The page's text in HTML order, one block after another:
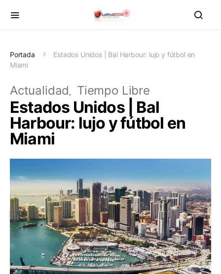
Portada
Estados Unidos | Bal Harbour: lujo y fútbol en
Miami
Actualidad Tiempo Libre
Estados Unidos | Bal
Harbour: lujo y fútbol en
Miami